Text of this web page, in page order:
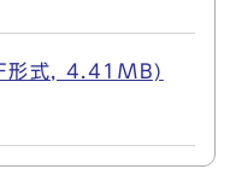
形式, 4.41MB)